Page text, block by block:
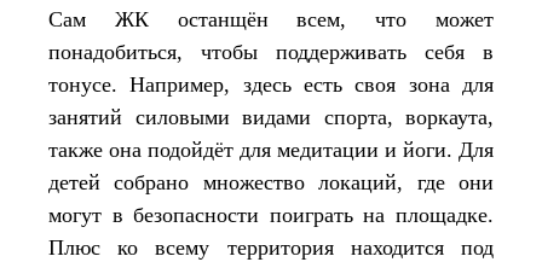
Сам ЖК останщён всем, что может
понадобиться, чтобы поддерживать себя в
тонусе. Например, здесь есть своя зона для
занятий силовыми видами спорта, воркаута,
также она подойдёт для медитации и йоги. Для
детей собрано множество локаций, где они
могут в безопасности поиграть на площадке.
Плюс ко всему территория находится под